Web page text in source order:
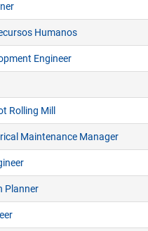
Humanos
Engineer
Rolling Mill
Maintenance Manager
Planner